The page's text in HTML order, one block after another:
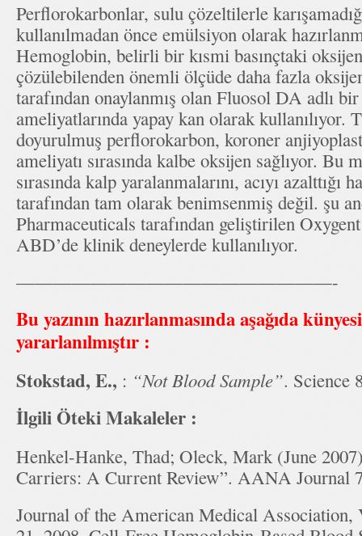
Perflorokarbonlar, sulu çözeltilerle
kullanılmadan önce emülsiyon olarak
Hemoglobin, belirli bir kısmi basınçtaki
çözülebilenden önemli ölçüde daha fazla
tarafından onaylanmış olan Fluosol DA adlı
ameliyatlarında yapay kan olarak kullanılıyor.
doyurulmuş perflorokarbon, koroner
ameliyatı sırasında kalbe oksijen sağlıyor. Bu
sırasında kalp yaralanmalarını, acıyı azalttığı
tarafından tam olarak benimsenmiş değil. şu
Pharmaceuticals tarafından geliştirilen
ABD’de klinik deneylerde kullanılıyor.
—————————————————-
Bu yazının hazırlanmasında aşağıda
yararlanılmıştır :
Stokstad, E., : “Not Blood Sample”. Science
İlgili Öteki Makaleler :
Henkel-Hanke, Thad; Oleck, Mark (June
Carriers: A Current Review”. AANA Journal
Journal of the American Medical